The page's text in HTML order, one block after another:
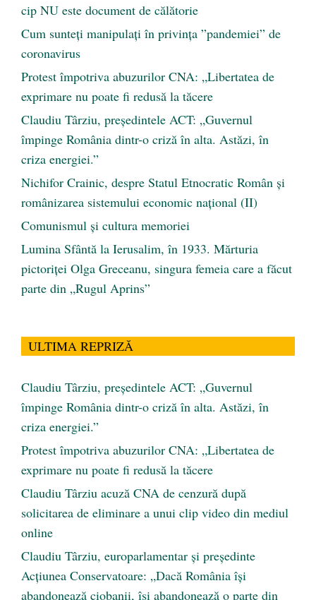
cip NU este document de călătorie
Cum sunteți manipulați în privința ”pandemiei” de
coronavirus
Protest împotriva abuzurilor CNA: „Libertatea de
exprimare nu poate fi redusă la tăcere
Claudiu Târziu, președintele ACT: „Guvernul
împinge România dintr-o criză în alta. Astăzi, în
criza energiei.”
Nichifor Crainic, despre Statul Etnocratic Român şi
românizarea sistemului economic naţional (II)
Comunismul şi cultura memoriei
Lumina Sfântă la Ierusalim, în 1933. Mărturia
pictoriței Olga Greceanu, singura femeia care a făcut
parte din „Rugul Aprins”
ULTIMA REPRIZĂ
Claudiu Târziu, președintele ACT: „Guvernul
împinge România dintr-o criză în alta. Astăzi, în
criza energiei.”
Protest împotriva abuzurilor CNA: „Libertatea de
exprimare nu poate fi redusă la tăcere
Claudiu Târziu acuză CNA de cenzură după
solicitarea de eliminare a unui clip video din mediul
online
Claudiu Târziu, europarlamentar și președinte
Acțiunea Conservatoare: „Dacă România își
abandonează ciobanii, își abandonează o parte din